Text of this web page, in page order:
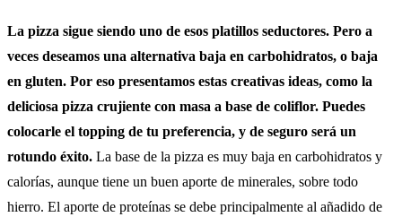
La pizza sigue siendo uno de esos platillos seductores. Pero a
veces deseamos una alternativa baja en carbohidratos, o baja
en gluten. Por eso presentamos estas creativas ideas, como la
deliciosa pizza crujiente con masa a base de coliflor. Puedes
colocarle el topping de tu preferencia, y de seguro será un
rotundo éxito. La base de la pizza es muy baja en carbohidratos y
calorías, aunque tiene un buen aporte de minerales, sobre todo
hierro. El aporte de proteínas se debe principalmente al añadido de